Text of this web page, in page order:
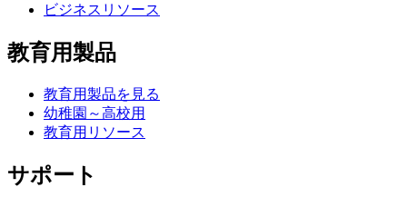
ビジネスリソース
教育用製品
教育用製品を見る
幼稚園～高校用
教育用リソース
サポート